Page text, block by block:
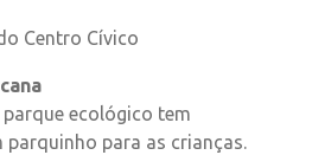
Centro Cívico
ecológico tem
para as crianças.